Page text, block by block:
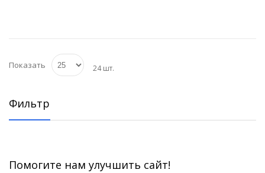
Показать 24 шт.
Фильтр
Помогите нам улучшить сайт!